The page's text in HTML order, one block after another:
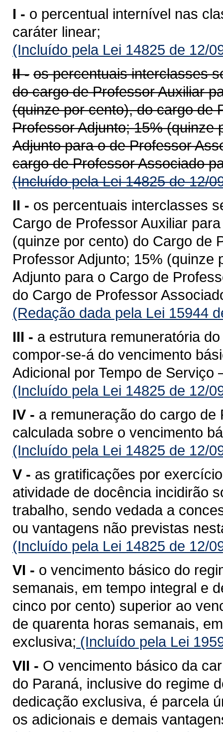
I - o percentual internível nas
caráter linear;
(Incluído pela Lei 14825 de 12/
II - os percentuais interclasses
do cargo de Professor Auxiliar
(quinze por cento), do cargo de
Professor Adjunto; 15% (quinze
Adjunto para o de Professor
cargo de Professor Associado
(Incluído pela Lei 14825 de 12/
II - os percentuais interclasses
Cargo de Professor Auxiliar
(quinze por cento) do Cargo de
Professor Adjunto; 15%
Adjunto para o Cargo de
do Cargo de Professor
(Redação dada pela Lei 15944
III - a estrutura remuneratória
compor-se-á do vencimento
Adicional por Tempo de Serviço
(Incluído pela Lei 14825 de 12/
IV - a remuneração do cargo
calculada sobre o vencimento
(Incluído pela Lei 14825 de 12/
V - as gratificações por
atividade de docência incidirão
trabalho, sendo vedada a
ou vantagens não previstas
(Incluído pela Lei 14825 de 12/
VI - o vencimento básico do
semanais, em tempo integral e
cinco por cento) superior ao
de quarenta horas semanais,
exclusiva; (Incluído pela Lei
VII - O vencimento básico da
do Paraná, inclusive do regime
dedicação exclusiva, é parcela
os adicionais e demais